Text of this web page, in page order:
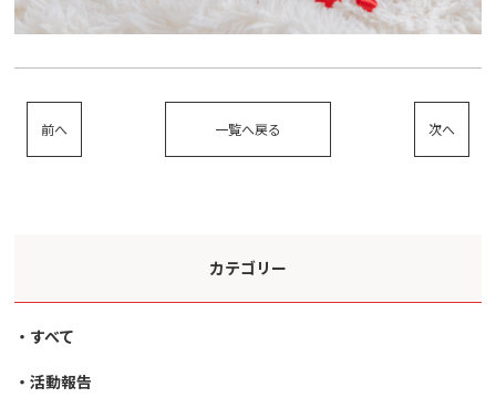
前へ 一覧へ戻る 次へ
カテゴリー
すべて
活動報告